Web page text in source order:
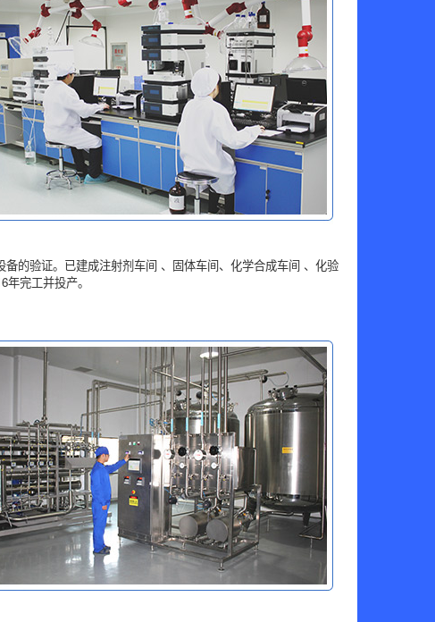
的验证。已建成注射剂车间 、固体车间、化学合成车间 、化验
完工并投产。